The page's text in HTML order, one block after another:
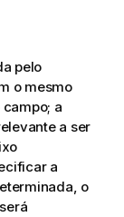
pelo
o mesmo
a
a ser
a
o